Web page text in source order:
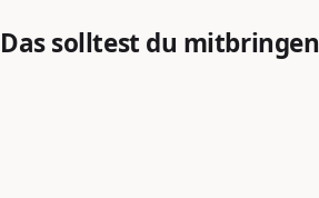
Das solltest du mitbringen